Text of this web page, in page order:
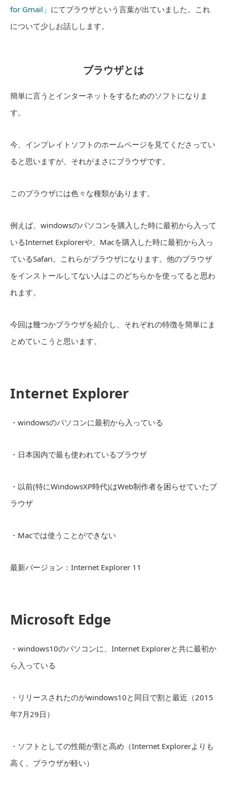
for Gmail」 にてブラウザという言葉が出ていました。これ
について少しお話しします。
ブラウザとは
簡単に言うとインターネットをするためのソフトになりま
す。
今、インプレイトソフトのホームページを見てくださってい
ると思いますが、それがまさにブラウザです。
このブラウザには色々な種類があります。
例えば、windowsのパソコンを購入した時に最初から入って
いるInternet Explorerや、Macを購入した時に最初から入っ
ているSafari。これらがブラウザになります。他のブラウザ
をインストールしてない人はこのどちらかを使ってると思わ
れます。
今回は幾つかブラウザを紹介し、それぞれの特徴を簡単にま
とめていこうと思います。
Internet Explorer
・windowsのパソコンに最初から入っている
・日本国内で最も使われているブラウザ
・以前(特にWindowsXP時代)はWeb制作者を困らせていたブ
ラウザ
・Macでは使うことができない
最新バージョン：Internet Explorer 11
Microsoft Edge
・windows10のパソコンに、Internet Explorerと共に最初か
ら入っている
・リリースされたのがwindows10と同日で割と最近（2015
年7月29日）
・ソフトとしての性能が割と高め（Internet Explorerよりも
高く、ブラウザが軽い）